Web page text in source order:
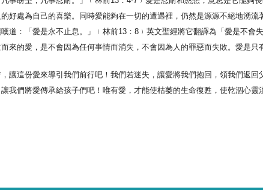
好處為自己的喜樂。同時愛能夠在一切的遭遇裡，仍然是源源不絕地湧流
道：「愛是永不止息。」﹙林前13：8﹚英文聖經將它翻譯為「愛是不會
來的愛，是不會因為任何事情而消失，不會因為人的罪惡而失敗。愛是只
讓這份愛來導引我們前行吧！我們若迷失，讓愛將我們抱回，領我們返
我們將愛傳承給孩子們吧！唯有愛，才能使枯萎的生命復甦，使乾涸心靈